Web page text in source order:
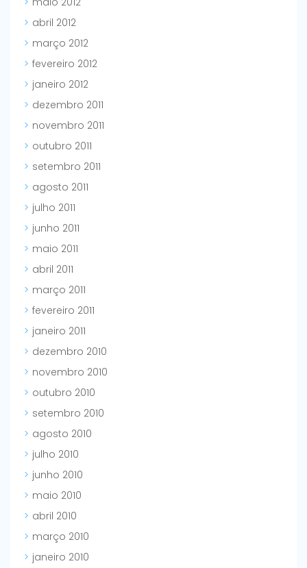
abril 2012
março 2012
fevereiro 2012
janeiro 2012
dezembro 2011
novembro 2011
outubro 2011
setembro 2011
agosto 2011
julho 2011
junho 2011
maio 2011
abril 2011
março 2011
fevereiro 2011
janeiro 2011
dezembro 2010
novembro 2010
outubro 2010
setembro 2010
agosto 2010
julho 2010
junho 2010
maio 2010
abril 2010
março 2010
janeiro 2010